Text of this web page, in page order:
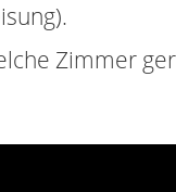
Zimmer